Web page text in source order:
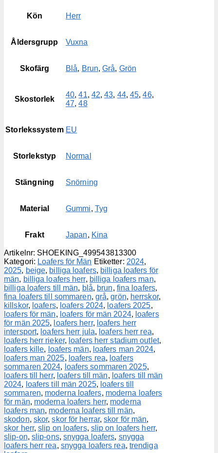
Kön Herr
Åldersgrupp Vuxna
Skofärg Blå, Brun,Grå, Grön
Skostorlek
40,41, 42,43, 44,45,46,
47,48
Storlekssystem EU
Storlekstyp Normal
Stängning Snörning
Material Gummi, Tyg
Frakt Japan, Kina
Artikelnr: SHOEKING_499543813300
Kategori: Loafers för Män Etiketter: 2024,
2025, beige, billiga loafers, billiga loafers för
män, billiga loafers herr, billiga loafers man,
billiga loafers till män, blå, brun, fina loafers,
fina loafers till sommaren, grå,grön, herrskor,
killskor, loafers, loafers 2024, loafers 2025,
loafers för män, loafers för män 2024, loafers
för män 2025, loafers herr, loafers herr
intersport, loafers herr jula, loafers herr rea,
loafers herr rieker, loafers herr stadium outlet,
loafers kille, loafers män, loafers man 2024,
loafers man 2025, loafers rea, loafers
sommaren 2024, loafers sommaren 2025,
loafers till herr, loafers till män, loafers till män
2024, loafers till män 2025, loafers till
sommaren, moderna loafers, moderna loafers
för män, moderna loafers herr, moderna
loafers man, moderna loafers till män,
skodon, skor,skor för herrar,skor för män,
skor herr,slip on loafers, slip on loafers herr,
slip-on, slip-ons, snygga loafers, snygga
loafers herr rea, snygga loafers rea, trendiga